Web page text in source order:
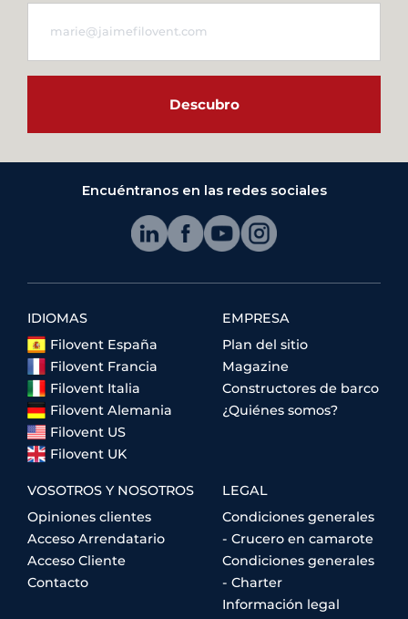
Descubro
Encuéntranos en las redes sociales
IDIOMAS
Filovent España
Filovent Francia
Filovent Italia
Filovent Alemania
Filovent US
Filovent UK
EMPRESA
Plan del sitio
Magazine
Constructores de barco
¿Quiénes somos?
VOSOTROS Y NOSOTROS
Opiniones clientes
Acceso Arrendatario
Acceso Cliente
Contacto
LEGAL
Condiciones generales
- Crucero en camarote
Condiciones generales
- Charter
Información legal